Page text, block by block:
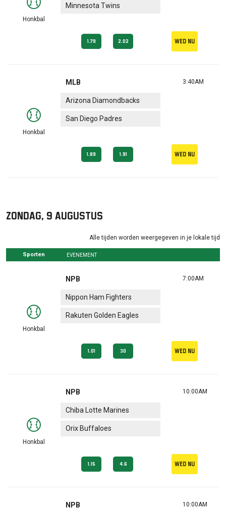
Honkbal
Minnesota Twins
1.79 2.02 Wed nu
Honkbal
MLB
Arizona Diamondbacks
San Diego Padres
3:40AM
1.89 1.91 Wed nu
zondag, 9 augustus
Alle tijden worden weergegeven in je lokale tijd
Sporten EVENEMENT
Honkbal
NPB
Nippon Ham Fighters
Rakuten Golden Eagles
7:00AM
1.01 30 Wed nu
Honkbal
NPB
Chiba Lotte Marines
Orix Buffaloes
10:00AM
1.15 4.6 Wed nu
NPB 10:00AM